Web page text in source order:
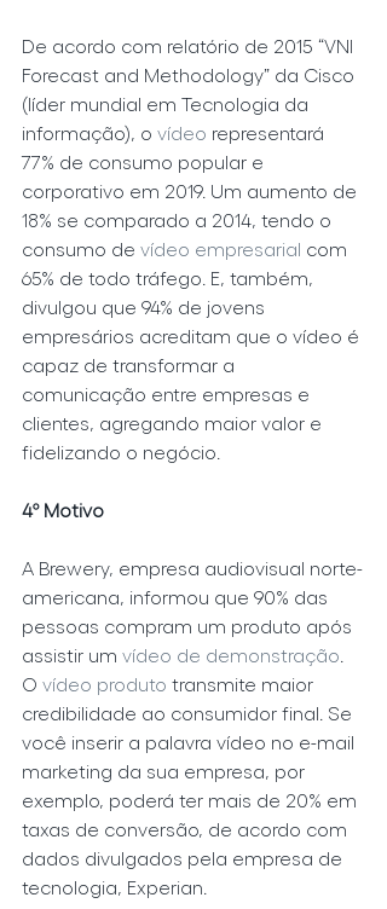
De acordo com relatório de 2015 “VNI
Forecast and Methodology” da Cisco
(líder mundial em Tecnologia da
informação), o vídeo representará
77% de consumo popular e
corporativo em 2019. Um aumento de
18% se comparado a 2014, tendo o
consumo de vídeo empresarial com
65% de todo tráfego. E, também,
divulgou que 94% de jovens
empresários acreditam que o vídeo é
capaz de transformar a
comunicação entre empresas e
clientes, agregando maior valor e
fidelizando o negócio.
4º Motivo
A Brewery, empresa audiovisual norte-
americana, informou que 90% das
pessoas compram um produto após
assistir um vídeo de demonstração
O vídeo produto transmite maior
credibilidade ao consumidor final. Se
você inserir a palavra vídeo no e-mail
marketing da sua empresa, por
exemplo, poderá ter mais de 20% em
taxas de conversão, de acordo com
dados divulgados pela empresa de
tecnologia, Experian.